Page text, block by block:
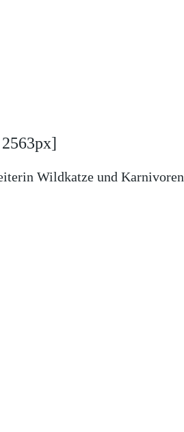
Wildkatze und Karnivoren